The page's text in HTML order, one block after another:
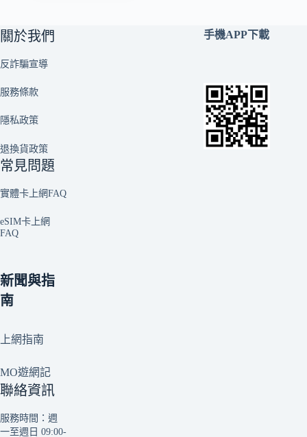
關於我們
反詐騙宣導
服務條款
隱私政策
退換貨政策
常見問題
實體卡上網FAQ
eSIM卡上網
FAQ
新聞與指
南
上網指南
MO遊網記
聯絡資訊
服務時間：週
一至週日 09:00-
手機APP下載